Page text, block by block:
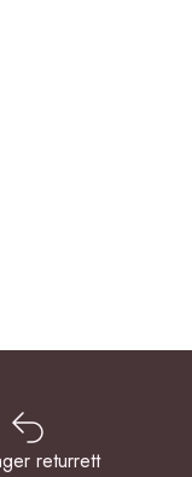
returrett